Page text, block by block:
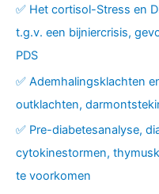
✅ Het cortisol-Stress en
t.g.v. een bijniercrisis,
PDS
✅ Ademhalingsklachten
outklachten,
✅ Pre-diabetesanalyse,
cytokinestormen,
te voorkomen